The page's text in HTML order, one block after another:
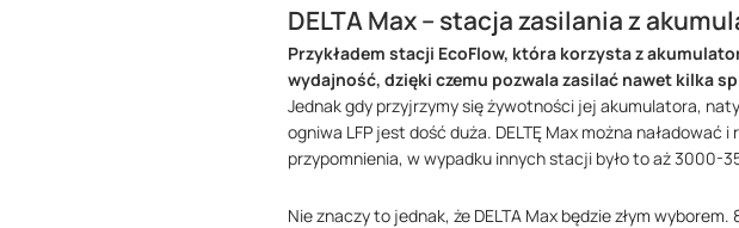
DELTA Max – stacja zasilania z
Przykładem stacji EcoFlow, która korzysta z
wydajność, dzięki czemu pozwala zasilać nawet kilka
Jednak gdy przyjrzymy się żywotności jej akumulatora,
ogniwa LFP jest dość duża. DELTĘ Max można
przypomnienia, w wypadku innych stacji było to aż 3000-
Nie znaczy to jednak, że DELTA Max będzie złym